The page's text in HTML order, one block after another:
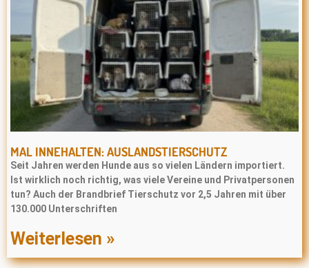
MAL INNEHALTEN: AUSLANDSTIERSCHUTZ
Seit Jahren werden Hunde aus so vielen Ländern importiert.
Ist wirklich noch richtig, was viele Vereine und Privatpersonen
tun? Auch der Brandbrief Tierschutz vor 2,5 Jahren mit über
130.000 Unterschriften
Weiterlesen »